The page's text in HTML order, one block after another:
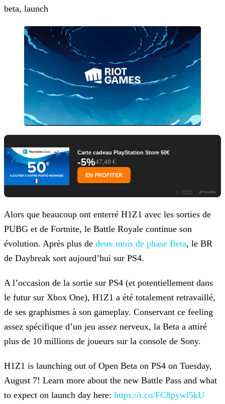
beta, launch
Carte cadeau PlayStation Store 50€
-5%47,49 €
EN PROFITER
Alors que beaucoup ont enterré H1Z1 avec les sorties de
PUBG et de Fortnite, le Battle Royale continue son
évolution. Après plus de deux mois de phase Beta, le BR
de Daybreak sort aujourd’hui sur PS4.
A l’occasion de la sortie sur PS4 (et potentiellement dans
le futur sur Xbox One), H1Z1 a été totalement retravaillé,
de ses graphismes à son gameplay. Conservant ce feeling
assez spécifique d’un jeu assez nerveux, la Beta a attiré
plus de 10 millions de joueurs sur la console de Sony.
H1Z1 is launching out of Open Beta on PS4 on Tuesday,
August 7! Learn more about the new Battle Pass and what
to expect on launch day here: https://t.co/FC8pywl5kU